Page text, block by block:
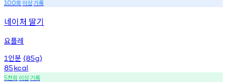
100회 이상기록
네이처 딸기
요플레
1 인분 (85g)
85kcal
5천회 이상기록